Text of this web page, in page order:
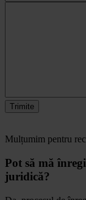
Trimite
Mulțumim pentru
Pot să mă
juridică?